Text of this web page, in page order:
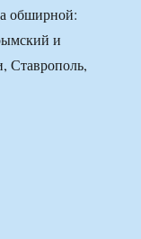
обширной:
и
Ставрополь,